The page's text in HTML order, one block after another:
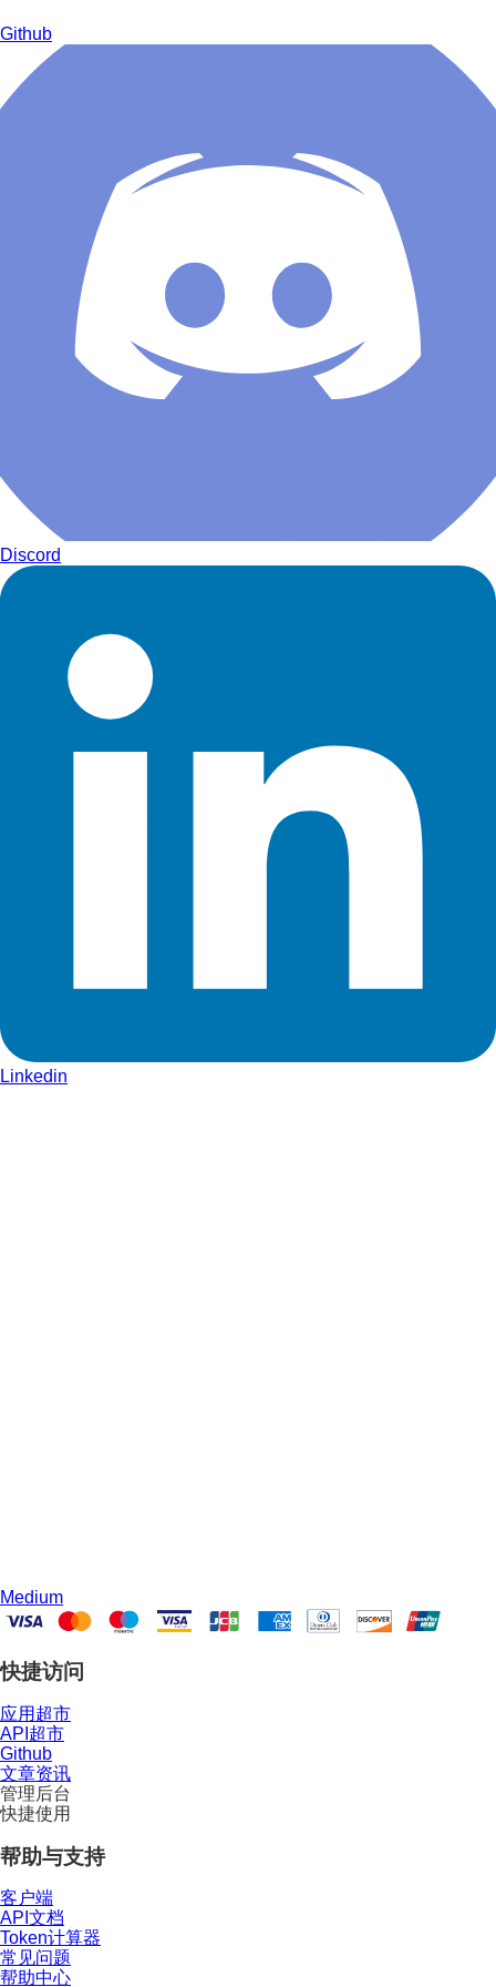
Github
Discord
Linkedin
Medium
快捷访问
应用超市
API超市
Github
文章资讯
管理后台
快捷使用
帮助与支持
客户端
API文档
Token计算器
常见问题
帮助中心